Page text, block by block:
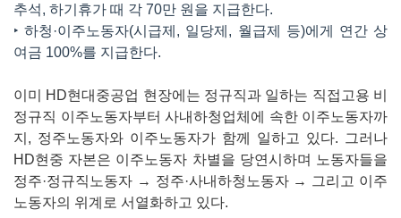
추석, 하기휴가 때 각 70만 원을 지급한다.
‣ 하청·이주노동자(시급제, 일당제, 월급제 등)에게 연간 상
여금 100%를 지급한다.
이미 HD현대중공업 현장에는 정규직과 일하는 직접고용 비
정규직 이주노동자부터 사내하청업체에 속한 이주노동자까
지, 정주노동자와 이주노동자가 함께 일하고 있다. 그러나
HD현중 자본은 이주노동자 차별을 당연시하며 노동자들을
정주·정규직노동자 → 정주·사내하청노동자 → 그리고 이주
노동자의 위계로 서열화하고 있다.